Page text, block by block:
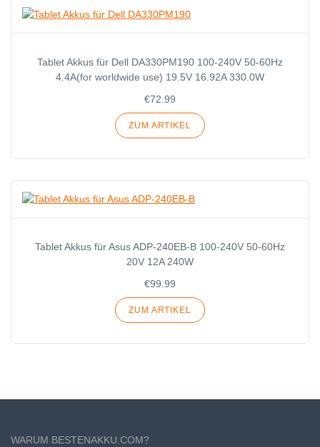
Tablet Akkus für Dell DA330PM190 100-240V 50-60Hz
4.4A(for worldwide use) 19.5V 16.92A 330.0W
€72.99
ZUM ARTIKEL
Tablet Akkus für Asus ADP-240EB-B 100-240V 50-60Hz
20V 12A 240W
€99.99
ZUM ARTIKEL
WARUM BESTENAKKU.COM?